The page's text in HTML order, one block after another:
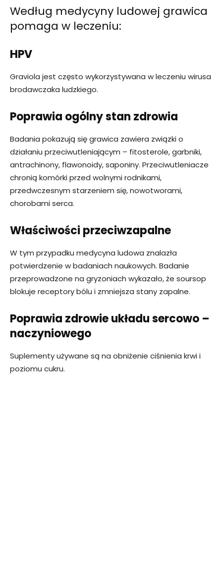
Według medycyny ludowej grawica
pomaga w leczeniu:
HPV
Graviola jest często wykorzystywana w leczeniu wirusa
brodawczaka ludzkiego.
Poprawia ogólny stan zdrowia
Badania pokazują się grawica zawiera związki o
działaniu przeciwutleniającym – fitosterole, garbniki,
antrachinony, flawonoidy, saponiny. Przeciwutleniacze
chronią komórki przed wolnymi rodnikami,
przedwczesnym starzeniem się, nowotworami,
chorobami serca.
Właściwości przeciwzapalne
W tym przypadku medycyna ludowa znalazła
potwierdzenie w badaniach naukowych. Badanie
przeprowadzone na gryzoniach wykazało, że soursop
blokuje receptory bólu i zmniejsza stany zapalne.
Poprawia zdrowie układu sercowo –
naczyniowego
Suplementy używane są na obniżenie ciśnienia krwi i
poziomu cukru.